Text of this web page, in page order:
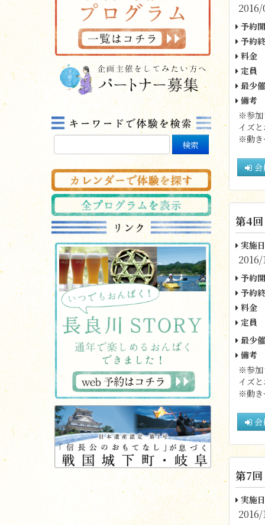
予約
予約
料金
定員
最少
備考
※参加
イズ
※動き
第4回
実施
予約
予約
料金
定員
最少
備考
※参加
イズ
※動き
第7回
実施